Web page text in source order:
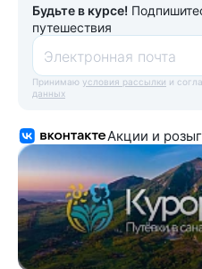
Будьте в курсе!
путешествия
Электронная почта
Принимаю условия рассылки и
данных
Акции и